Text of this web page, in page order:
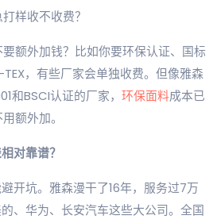
样收不收费？
额外加钱？比如你要环保认证、国标
TEX，有些厂家会单独收费。但像雅森
和BSCI认证的厂家， 环保面料成本已
额外加。
对靠谱？
开坑。雅森漫干了16年，服务过7万
、华为、长安汽车这些大公司。全国